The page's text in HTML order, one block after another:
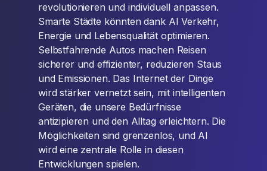
revolutionieren und individuell anpassen.
Smarte Städte könnten dank AI Verkehr,
Energie und Lebensqualität optimieren.
Selbstfahrende Autos machen Reisen
sicherer und effizienter, reduzieren Staus
und Emissionen. Das Internet der Dinge
wird stärker vernetzt sein, mit intelligenten
Geräten, die unsere Bedürfnisse
antizipieren und den Alltag erleichtern. Die
Möglichkeiten sind grenzenlos, und AI
wird eine zentrale Rolle in diesen
Entwicklungen spielen.